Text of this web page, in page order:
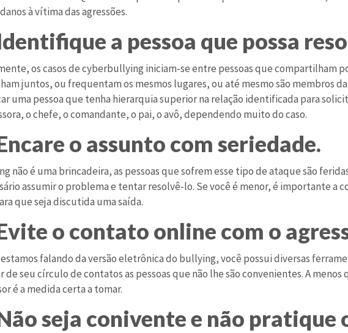
à vítima das agressões.
a pessoa que possa
os casos de cyberbullying iniciam-se entre pessoas que compartilham
juntos, ou frequentam os mesmos lugares, ou até mesmo são membros
uma pessoa que tenha hierarquia superior na relação identificada para
o chefe, o comandante, o pai, o avô, dependendo muito do caso.
o assunto com seriedade.
não é uma brincadeira, as pessoas que sofrem esse tipo de ataque são
assumir o problema e tentar resolvê-lo. Se você é menor, é importante a
que seja discutida uma saída.
o contato online com o
falando da versão eletrônica do bullying, você possui diversas
de seu círculo de contatos as pessoas que não lhe são convenientes. A
é a medida certa a tomar.
seja conivente e não pratique